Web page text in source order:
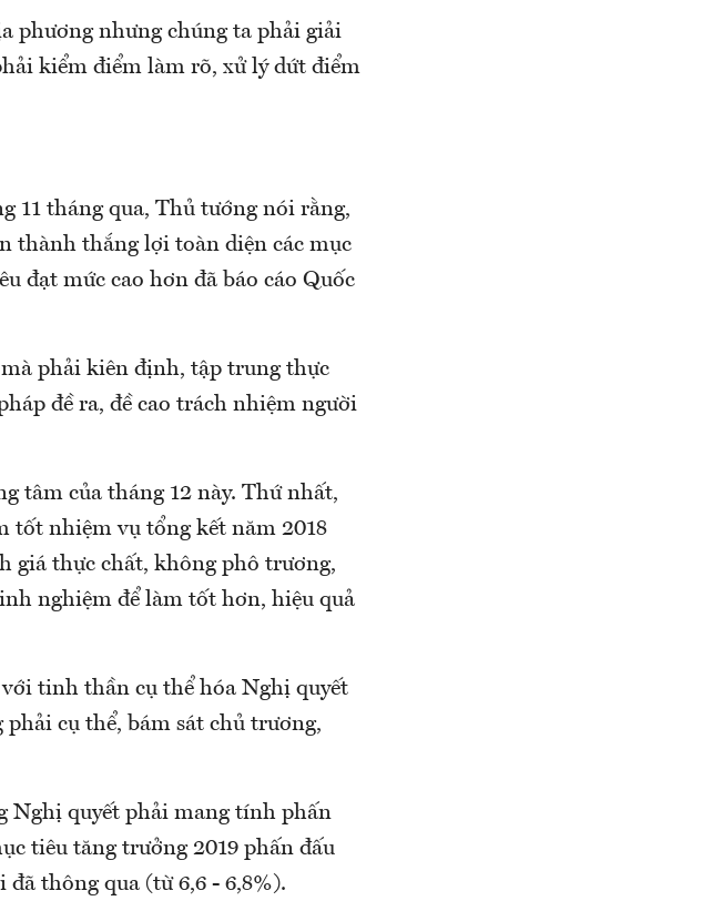
phương nhưng chúng ta phải giải
kiểm điểm làm rõ, xử lý dứt điểm
tháng qua, Thủ tướng nói rằng,
thành thắng lợi toàn diện các mục
đạt mức cao hơn đã báo cáo Quốc
phải kiên định, tập trung thực
đề ra, đề cao trách nhiệm người
tâm của tháng 12 này. Thứ nhất,
tốt nhiệm vụ tổng kết năm 2018
giá thực chất, không phô trương,
nghiệm để làm tốt hơn, hiệu quả
tinh thần cụ thể hóa Nghị quyết
cụ thể, bám sát chủ trương,
Nghị quyết phải mang tính phấn
tiêu tăng trưởng 2019 phấn đấu
thông qua (từ 6,6 - 6,8%).